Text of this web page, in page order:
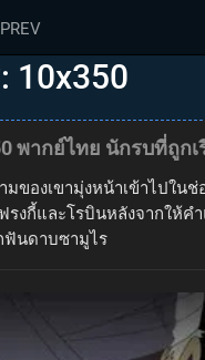
PREV
10x350
พากย์ไทย นักรบที่ถูก
มของเขามุ่งหน้าเข้าไปใ
รงกี้และโรบินหลังจากให้
ฟันดาบซามูไร